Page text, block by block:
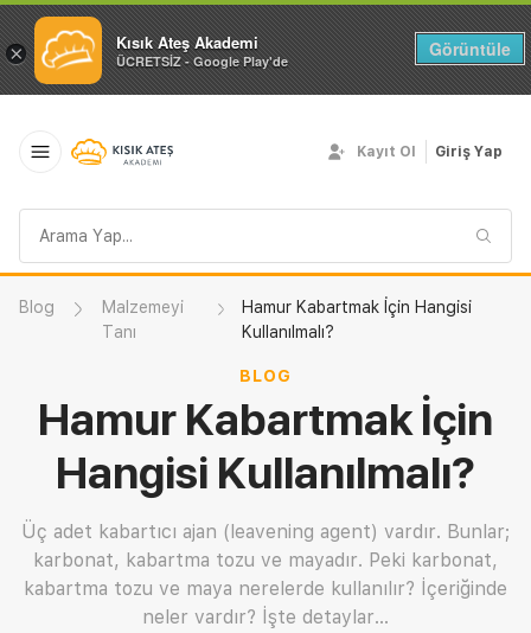
× Kısık Ateş Akademi
ÜCRETSİZ - Google Play'de
Görüntüle
sorgusu
Kayıt Ol Giriş Yap
Blog
Malzemeyi
Tanı
Hamur Kabartmak İçin Hangisi
Kullanılmalı?
BLOG
Hamur Kabartmak İçin
Hangisi Kullanılmalı?
Üç adet kabartıcı ajan (leavening agent) vardır. Bunlar;
karbonat, kabartma tozu ve mayadır. Peki karbonat,
kabartma tozu ve maya nerelerde kullanılır? İçeriğinde
neler vardır? İşte detaylar...